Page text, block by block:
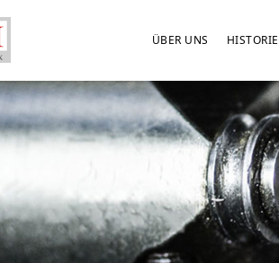
ÜBER UNS HISTORIE